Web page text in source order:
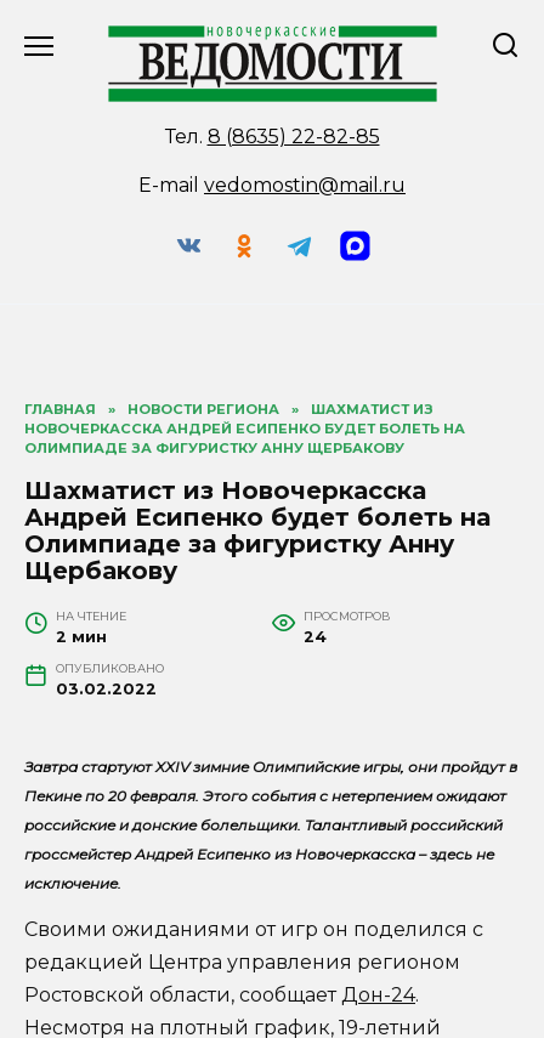
Тел. 8 (8635) 22-82-85
E-mail vedomostin@mail.ru
ГЛАВНАЯ » НОВОСТИ РЕГИОНА »
ШАХМАТИСТ ИЗ
НОВОЧЕРКАССКА АНДРЕЙ ЕСИПЕНКО БУДЕТ БОЛЕТЬ НА
ОЛИМПИАДЕ ЗА ФИГУРИСТКУ АННУ ЩЕРБАКОВУ
Шахматист из Новочеркасска
Андрей Есипенко будет болеть на
Олимпиаде за фигуристку Анну
Щербакову
НА ЧТЕНИЕ
2 мин
ПРОСМОТРОВ
24
ОПУБЛИКОВАНО
03.02.2022
Завтра стартуют XXIV зимние Олимпийские игры, они пройдут в
Пекине по 20 февраля. Этого события с нетерпением ожидают
российские и донские болельщики. Талантливый российский
гроссмейстер Андрей Есипенко из Новочеркасска – здесь не
исключение.
Своими ожиданиями от игр он поделился с
редакцией Центра управления регионом
Ростовской области, сообщает Дон-24.
Несмотря на плотный график, 19-летний